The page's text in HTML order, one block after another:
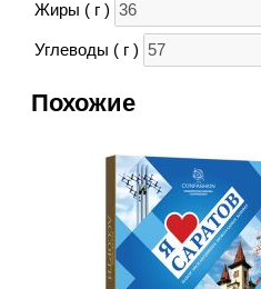
Жиры ( г )
Углеводы ( г )
Похожие